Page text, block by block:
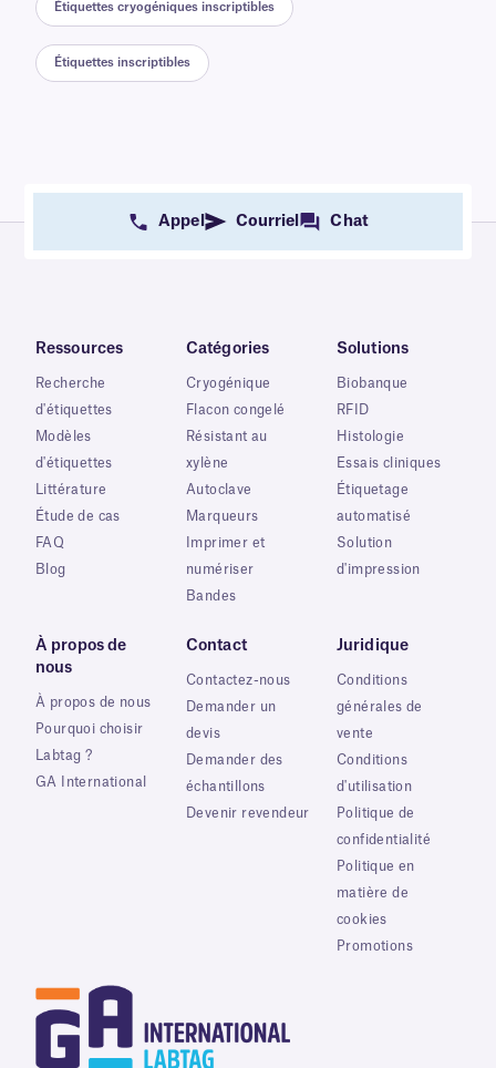
Étiquettes cryogéniques inscriptibles
Étiquettes inscriptibles
Appel Courriel Chat
Ressources
Recherche
d'étiquettes
Modèles
d'étiquettes
Littérature
Étude de cas
FAQ
Blog
Catégories
Cryogénique
Flacon congelé
Résistant au
xylène
Autoclave
Marqueurs
Imprimer et
numériser
Bandes
Solutions
Biobanque
RFID
Histologie
Essais cliniques
Étiquetage
automatisé
Solution
d'impression
À propos de
nous
À propos de nous
Pourquoi choisir
Labtag ?
GA International
Contact
Contactez-nous
Demander un
devis
Demander des
échantillons
Devenir revendeur
Juridique
Conditions
générales de
vente
Conditions
d'utilisation
Politique de
confidentialité
Politique en
matière de
cookies
Promotions